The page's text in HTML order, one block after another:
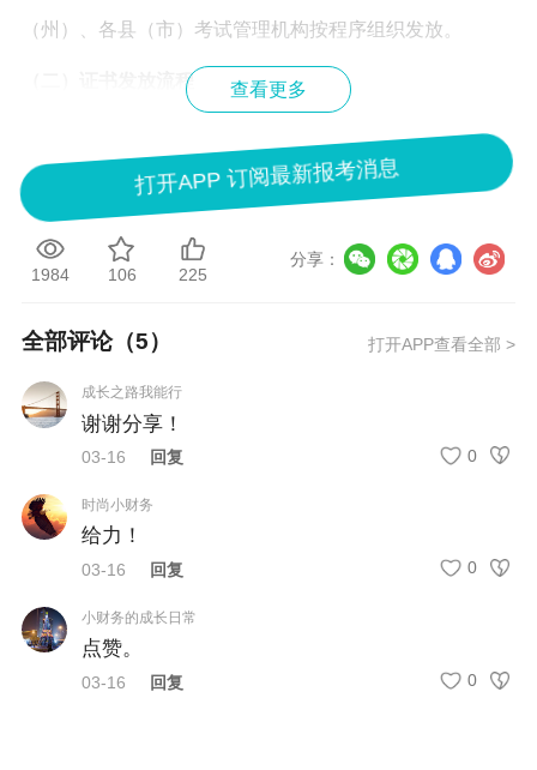
（州）、各县（市）考试管理机构按程序组织发放。
（二）证书发放流程
1.现场领取。考生须持本人身份证、学历（学位）证书原件
办理。本人因故不能现场领取的，代领人须提供以下材
料：（1）委托人身份证、学历（学位）证书原件及复印
件；（2）委托人亲笔签名的授权委托书；（3）代领人身
2.存档要求。《参加全国会计专业技术资格考试取得资格登
记表》（以下简称《合格人员登记表》）随证书同步发
放。《合格人员登记表》经由省考办和各市（州）、各县
（市）级考试管理机构共同盖章后存入人事档案。
（三）证书补（换）办流程
各市（州）、各县（市）级考试管理机构初审后，将补
（换）证材料报送省考办，由省考办统一提交至财政部会
计资格评价中心办理。
查看更多
打开APP 订阅最新报考消息
1984 106 225
分享：
全部评论（5） 打开APP查看全部 >
成长之路我能行
谢谢分享！
03-16 回复 0
时尚小财务
给力！
03-16 回复 0
小财务的成长日常
点赞。
03-16 回复 0